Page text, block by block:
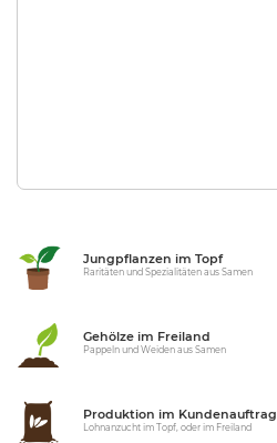
Jungpflanzen im Topf
Raritäten und Spezialitäten aus Samen
Gehölze im Freiland
Pappeln und Weiden aus Samen
Produktion im Kundenauftrag
Lohnanzucht im Topf, oder im Freiland